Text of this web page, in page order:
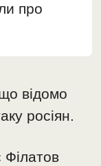
про
відомо
росіян.
Філатов